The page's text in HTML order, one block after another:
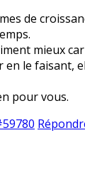
de
mieux
le faisant,
pour vous.